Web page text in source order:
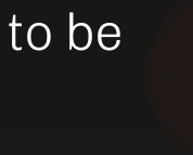
be